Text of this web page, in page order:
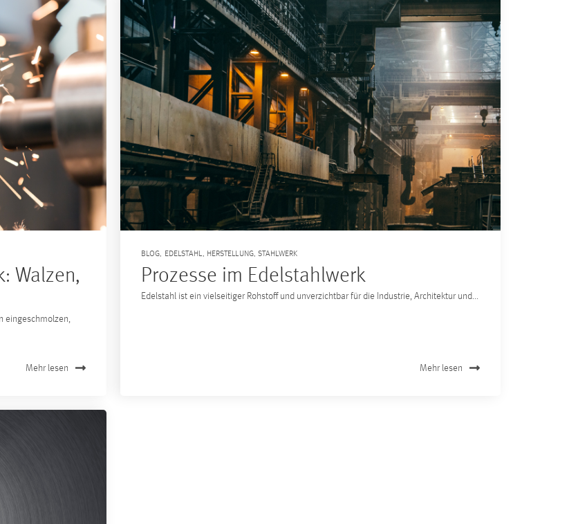
Walzen,
eingeschmolzen,
Mehr lesen
BLOG, EDELSTAHL, HERSTELLUNG,STAHLWERK
Prozesse im Edelstahlwerk
Edelstahl ist ein vielseitiger Rohstoff und unverzichtbar für die Industrie, Architektur und...
Mehr lesen